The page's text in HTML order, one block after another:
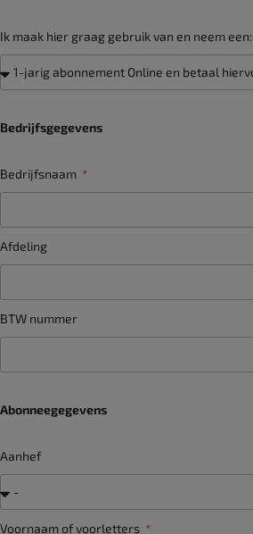
Ik maak hier graag gebruik van en neem een:
Bedrijfsgegevens
Bedrijfsnaam
Afdeling
BTW nummer
Abonneegegevens
Aanhef
Voornaam of voorletters